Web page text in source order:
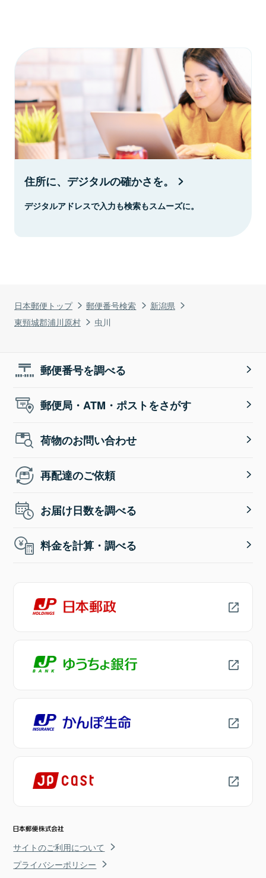
日本郵便トップ 郵便番号検索
新潟県
東頸城郡浦川原村
虫川
住所に、デジタルの確かさを。
デジタルアドレスで入力も検索もスムーズに。
郵便番号を調べる
郵便局・ATM・ポストをさがす
荷物のお問い合わせ
再配達のご依頼
お届け日数を調べる
料金を計算・調べる
サイトのご利用について
プライバシーポリシー